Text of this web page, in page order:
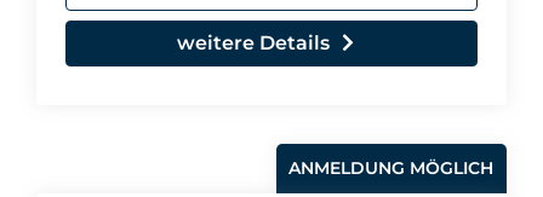
weitere Details
ANMELDUNG MÖGLICH